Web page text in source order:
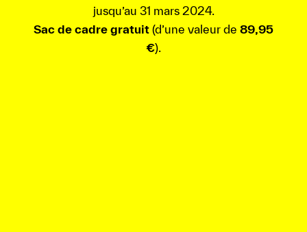
jusqu’au 31 mars 2024.
Sac de cadre gratuit (d’une valeur de 89,95
€).